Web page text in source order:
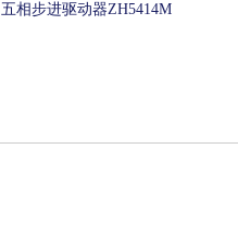
五相步进驱动器ZH5414M